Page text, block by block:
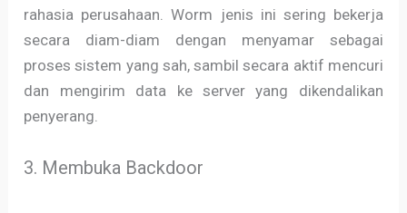
rahasia perusahaan. Worm jenis ini sering bekerja
secara diam-diam dengan menyamar sebagai
proses sistem yang sah, sambil secara aktif mencuri
dan mengirim data ke server yang dikendalikan
penyerang.
3. Membuka Backdoor